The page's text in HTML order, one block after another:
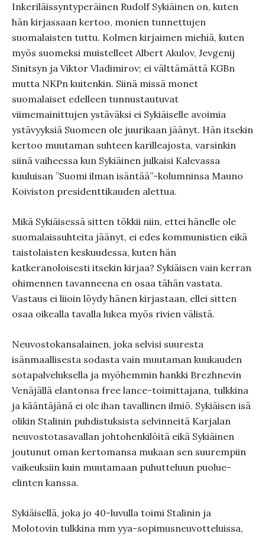
Inkeriläissyntyperäinen Rudolf Sykiäinen on, kuten
hän kirjassaan kertoo, monien tunnettujen
suomalaisten tuttu. Kolmen kirjaimen miehiä, kuten
myös suomeksi muistelleet Albert Akulov, Jevgenij
Sinitsyn ja Viktor Vladimirov; ei välttämättä KGBn
mutta NKPn kuitenkin. Siinä missä monet
suomalaiset edelleen tunnustautuvat
viimemainittujen ystäväksi ei Sykiäiselle avoimia
ystävyyksiä Suomeen ole juurikaan jäänyt. Hän itsekin
kertoo muutaman suhteen karilleajosta, varsinkin
siinä vaiheessa kun Sykiäinen julkaisi Kalevassa
kuuluisan ”Suomi ilman isäntää”-kolumninsa Mauno
Koiviston presidenttikauden alettua.
Mikä Sykiäisessä sitten tökkii niin, ettei hänelle ole
suomalaissuhteita jäänyt, ei edes kommunistien eikä
taistolaisten keskuudessa, kuten hän
katkeranoloisesti itsekin kirjaa? Sykiäisen vain kerran
ohimennen tavanneena en osaa tähän vastata.
Vastaus ei liioin löydy hänen kirjastaan, ellei sitten
osaa oikealla tavalla lukea myös rivien välistä.
Neuvostokansalainen, joka selvisi suuresta
isänmaallisesta sodasta vain muutaman kuukauden
sotapalveluksella ja myöhemmin hankki Brezhnevin
Venäjällä elantonsa free lance-toimittajana, tulkkina
ja kääntäjänä ei ole ihan tavallinen ilmiö. Sykiäisen isä
olikin Stalinin puhdistuksista selvinneitä Karjalan
neuvostotasavallan johtohenkilöitä eikä Sykiäinen
joutunut oman kertomansa mukaan sen suurempiin
vaikeuksiin kuin muutamaan puhutteluun puolue-
elinten kanssa.
Sykiäisellä, joka jo 40-luvulla toimi Stalinin ja
Molotovin tulkkina mm yya-sopimusneuvotteluissa,